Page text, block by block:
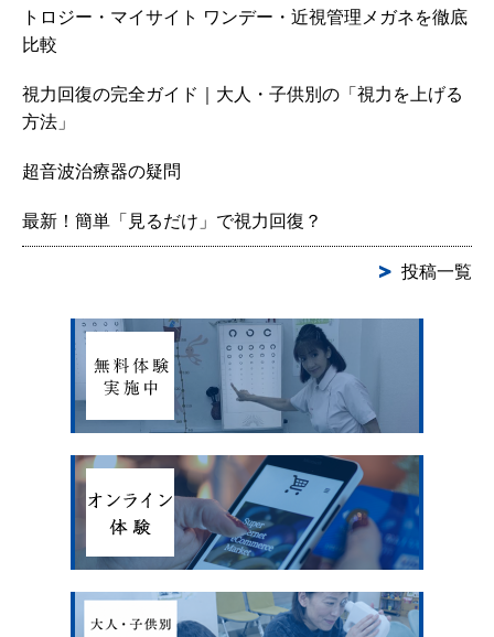
トロジー・マイサイト ワンデー・近視管理メガネを徹底
比較
視力回復の完全ガイド｜大人・子供別の「視力を上げる
方法」
超音波治療器の疑問
最新！簡単「見るだけ」で視力回復？
投稿一覧